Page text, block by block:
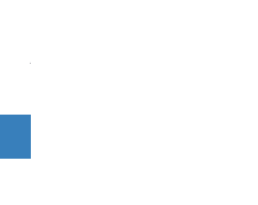
Agasalho De Treino Cruzeiro